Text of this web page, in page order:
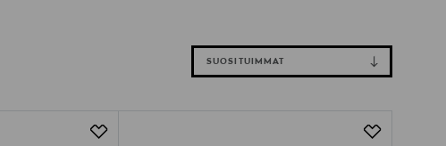
SUOSITUIMMAT